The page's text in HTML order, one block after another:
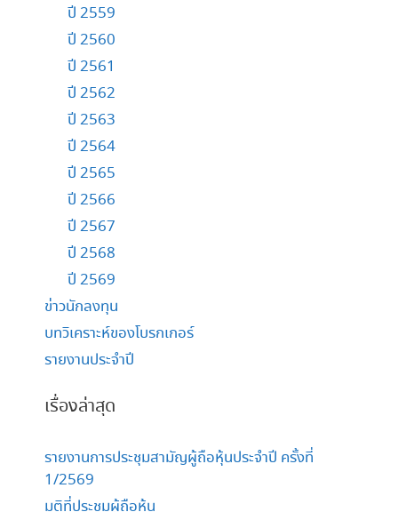
ปี 2559
ปี 2560
ปี 2561
ปี 2562
ปี 2563
ปี 2564
ปี 2565
ปี 2566
ปี 2567
ปี 2568
ปี 2569
ข่าวนักลงทุน
บทวิเคราะห์ของโบรกเกอร์
รายงานประจำปี
เรื่องล่าสุด
รายงานการประชุมสามัญผู้ถือหุ้นประจำปี ครั้งที่
1/2569
มติที่ประชุมผู้ถือหุ้น